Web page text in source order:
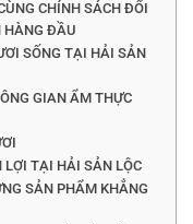
CHÍNH SÁCH ĐỔI
HÀNG ĐẦU
SỐNG TẠI HẢI SẢN
GIAN ẨM THỰC
LỢI TẠI HẢI SẢN LỘC
SẢN PHẨM KHẲNG